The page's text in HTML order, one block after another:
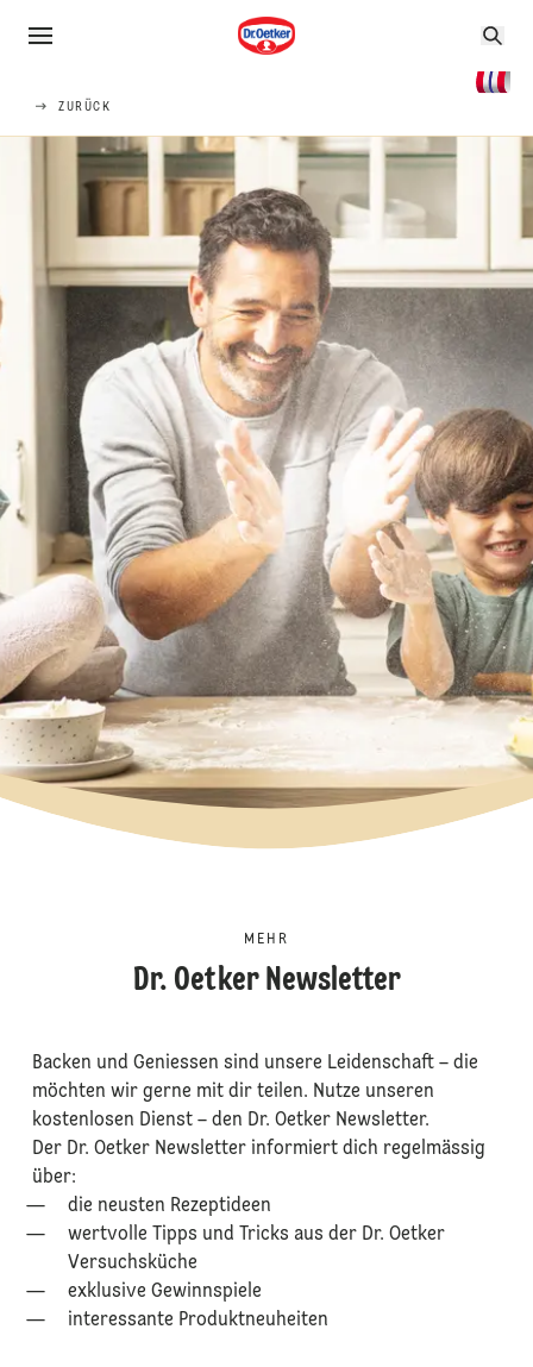
ZURÜCK
MEHR
Dr. Oetker Newsletter
Backen und Geniessen sind unsere Leidenschaft – die
möchten wir gerne mit dir teilen. Nutze unseren
kostenlosen Dienst – den Dr. Oetker Newsletter.
Der Dr. Oetker Newsletter informiert dich regelmässig
über:
die neusten Rezeptideen
wertvolle Tipps und Tricks aus der Dr. Oetker
Versuchsküche
exklusive Gewinnspiele
interessante Produktneuheiten